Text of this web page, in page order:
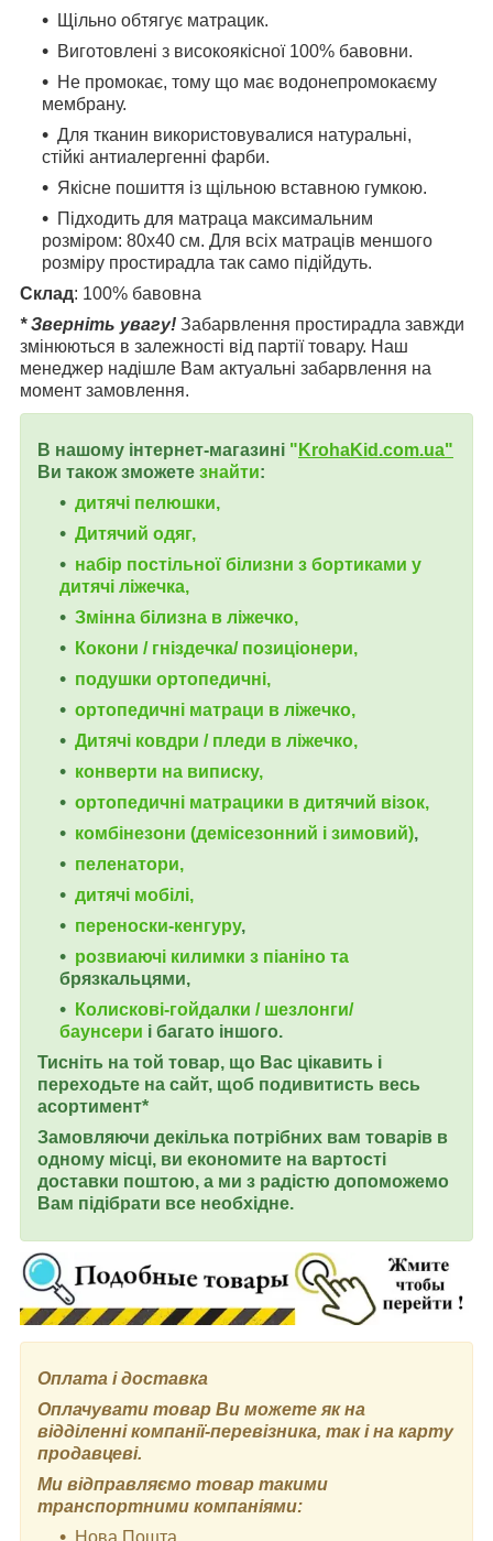
Щільно обтягує матрацик.
Виготовлені з високоякісної 100% бавовни.
Не промокає, тому що має водонепромокаєму
мембрану.
Для тканин використовувалися натуральні,
стійкі антиалергенні фарби.
Якісне пошиття із щільною вставною гумкою.
Підходить для матраца максимальним
розміром: 80х40 см. Для всіх матраців меншого
розміру простирадла так само підійдуть.
Склад: 100% бавовна
* Зверніть увагу! Забарвлення простирадла завжди
змінюються в залежності від партії товару. Наш
менеджер надішле Вам актуальні забарвлення на
момент замовлення.
В нашому інтернет-магазині " KrohaKid.com.ua"
Ви також зможете знайти:
дитячі пелюшки,
Дитячий одяг,
набір постільної білизни з бортиками у
дитячі ліжечка,
Змінна білизна в ліжечко,
Кокони / гніздечка/ позиціонери,
подушки ортопедичні,
ортопедичні матраци в ліжечко,
Дитячі ковдри / пледи в ліжечко,
конверти на виписку,
ортопедичні матрацики в дитячий візок,
комбінезони (демісезонний і зимовий),
пеленатори,
дитячі мобілі,
переноски-кенгуру,
розвиаючі килимки з піаніно та
брязкальцями,
Колискові-гойдалки / шезлонги/
баунсери і багато іншого.
Тисніть на той товар, що Вас цікавить і
переходьте на сайт, щоб подивитисть весь
асортимент*
Замовляючи декілька потрібних вам товарів в
одному місці, ви економите на вартості
доставки поштою, а ми з радістю допоможемо
Вам підібрати все необхідне.
Оплата і доставка
Оплачувати товар Ви можете як на
відділенні компанії-перевізника, так і на карту
продавцеві.
Ми відправляємо товар такими
транспортними компаніями:
Нова Пошта